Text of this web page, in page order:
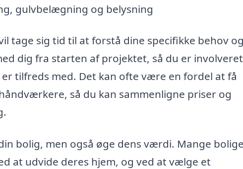
gulvbelægning og belysning
tage sig tid til at forstå dine specifikke behov og
dig fra starten af projektet, så du er
tilfreds med. Det kan ofte være en fordel at få
så du kan sammenligne priser og
bolig, men også øge dens værdi. Mange
at udvide deres hjem, og ved at vælge et